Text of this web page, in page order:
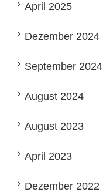
April 2025
Dezember 2024
September 2024
August 2024
August 2023
April 2023
Dezember 2022